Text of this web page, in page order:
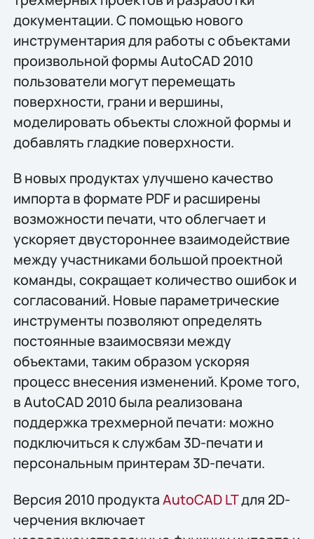
документации. С помощью нового
инструментария для работы с объектами
произвольной формы AutoCAD 2010
пользователи могут перемещать
поверхности, грани и вершины,
моделировать объекты сложной формы и
добавлять гладкие поверхности.
В новых продуктах улучшено качество
импорта в формате PDF и расширены
возможности печати, что облегчает и
ускоряет двустороннее взаимодействие
между участниками большой проектной
команды, сокращает количество ошибок и
согласований. Новые параметрические
инструменты позволяют определять
постоянные взаимосвязи между
объектами, таким образом ускоряя
процесс внесения изменений. Кроме того,
в AutoCAD 2010 была реализована
поддержка трехмерной печати: можно
подключиться к службам 3D-печати и
персональным принтерам 3D-печати.
Версия 2010 продуктаAutoCAD LTдля 2D-
черчения включает